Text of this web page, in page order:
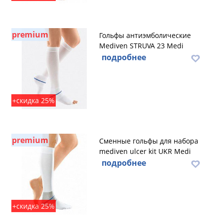
premium
+скидка 25%
Гольфы антиэмболические
Mediven STRUVA 23 Medi
подробнее
premium
+скидка 25%
Сменные гольфы для набора
mediven ulcer kit UKR Medi
подробнее